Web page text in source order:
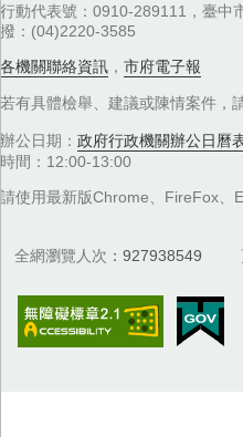
行動代表號：0910-289111，臺中
撥：(04)2220-3585
各機關聯絡資訊 ， 市府電子報
若有具體檢舉、建議或陳情案件，
辦公日期： 政府行政機關辦公日曆
時間：12:00-13:00
請使用最新版Chrome、FireFox、
全網瀏覽人次 927938549